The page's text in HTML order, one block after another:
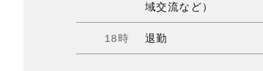
域交流など）
18時 退勤